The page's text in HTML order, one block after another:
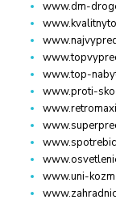
www.dm-
www.top-
www.proti-
www.uni-